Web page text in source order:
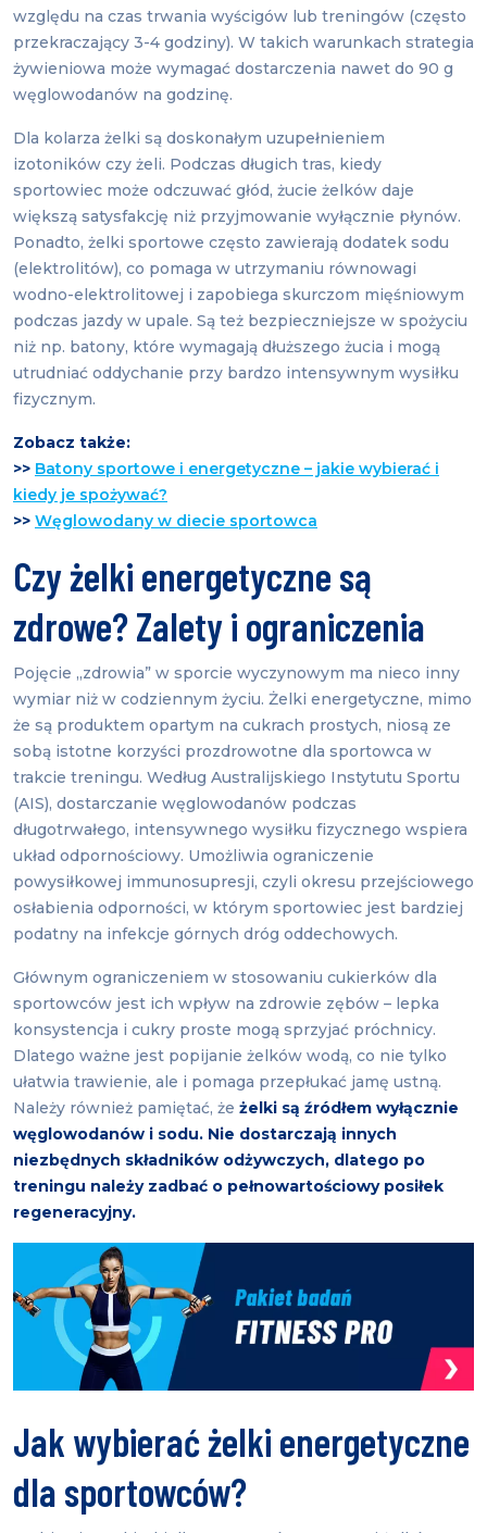
względu na czas trwania wyścigów lub treningów (często
przekraczający 3-4 godziny). W takich warunkach strategia
żywieniowa może wymagać dostarczenia nawet do 90 g
węglowodanów na godzinę.
Dla kolarza żelki są doskonałym uzupełnieniem
izotoników czy żeli. Podczas długich tras, kiedy
sportowiec może odczuwać głód, żucie żelków daje
większą satysfakcję niż przyjmowanie wyłącznie płynów.
Ponadto, żelki sportowe często zawierają dodatek sodu
(elektrolitów), co pomaga w utrzymaniu równowagi
wodno-elektrolitowej i zapobiega skurczom mięśniowym
podczas jazdy w upale. Są też bezpieczniejsze w spożyciu
niż np. batony, które wymagają dłuższego żucia i mogą
utrudniać oddychanie przy bardzo intensywnym wysiłku
fizycznym.
Zobacz także:
>> Batony sportowe i energetyczne – jakie wybierać i
kiedy je spożywać?
>> Węglowodany w diecie sportowca
Czy żelki energetyczne są
zdrowe? Zalety i ograniczenia
Pojęcie „zdrowia” w sporcie wyczynowym ma nieco inny
wymiar niż w codziennym życiu. Żelki energetyczne, mimo
że są produktem opartym na cukrach prostych, niosą ze
sobą istotne korzyści prozdrowotne dla sportowca w
trakcie treningu. Według Australijskiego Instytutu Sportu
(AIS), dostarczanie węglowodanów podczas
długotrwałego, intensywnego wysiłku fizycznego wspiera
układ odpornościowy. Umożliwia ograniczenie
powysiłkowej immunosupresji, czyli okresu przejściowego
osłabienia odporności, w którym sportowiec jest bardziej
podatny na infekcje górnych dróg oddechowych.
Głównym ograniczeniem w stosowaniu cukierków dla
sportowców jest ich wpływ na zdrowie zębów – lepka
konsystencja i cukry proste mogą sprzyjać próchnicy.
Dlatego ważne jest popijanie żelków wodą, co nie tylko
ułatwia trawienie, ale i pomaga przepłukać jamę ustną.
Należy również pamiętać, że żelki są źródłem wyłącznie
węglowodanów i sodu. Nie dostarczają innych
niezbędnych składników odżywczych, dlatego po
treningu należy zadbać o pełnowartościowy posiłek
regeneracyjny.
Jak wybierać żelki energetyczne
dla sportowców?